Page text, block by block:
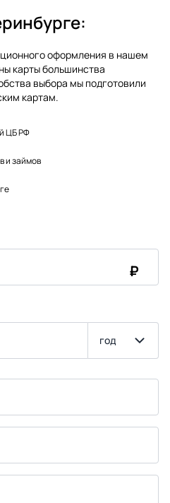
:
оформления в нашем
карты большинства
выбора мы подготовили
картам.
ЦБ РФ
и займов
₽
год